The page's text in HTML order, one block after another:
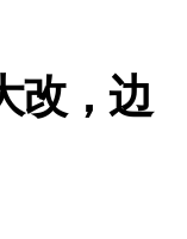
改，边